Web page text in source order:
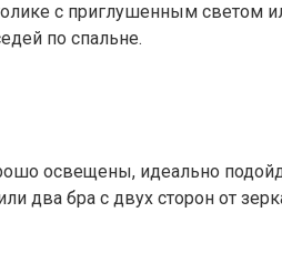
с приглушенным светом
по спальне.
освещены, идеально
два бра с двух сторон от